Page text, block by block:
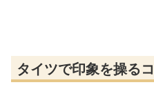
タイツで印象を操る